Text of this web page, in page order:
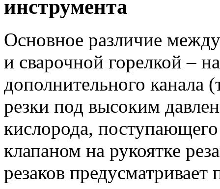
инструмента
Основное различие
и сварочной горелкой –
дополнительного канала
резки под высоким
кислорода,
клапаном на рукоятке
резаков